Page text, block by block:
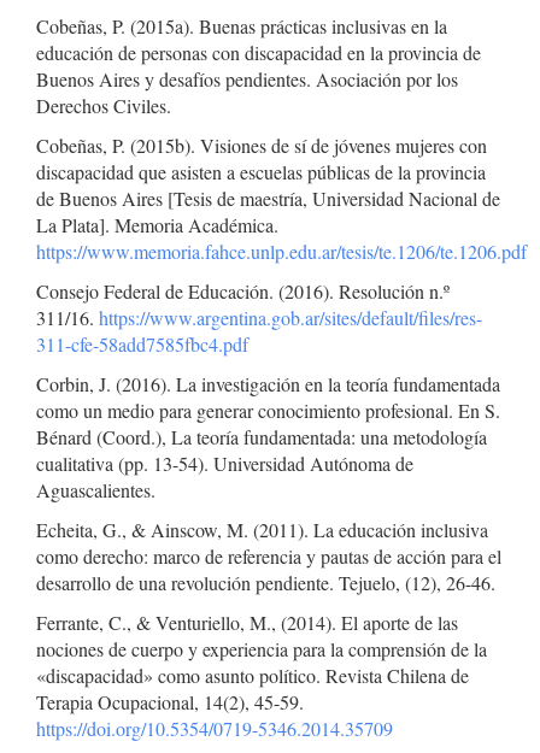
Cobeñas, P. (2015a). Buenas prácticas inclusivas en la
educación de personas con discapacidad en la provincia de
Buenos Aires y desafíos pendientes. Asociación por los
Derechos Civiles.
Cobeñas, P. (2015b). Visiones de sí de jóvenes mujeres con
discapacidad que asisten a escuelas públicas de la provincia
de Buenos Aires [Tesis de maestría, Universidad Nacional de
La Plata]. Memoria Académica.
https://www.memoria.fahce.unlp.edu.ar/tesis/te.1206/te.1206.pdf
Consejo Federal de Educación. (2016). Resolución n.º
311/16. https://www.argentina.gob.ar/sites/default/files/res-
311-cfe-58add7585fbc4.pdf
Corbin, J. (2016). La investigación en la teoría fundamentada
como un medio para generar conocimiento profesional. En S.
Bénard (Coord.), La teoría fundamentada: una metodología
cualitativa (pp. 13-54). Universidad Autónoma de
Aguascalientes.
Echeita, G., & Ainscow, M. (2011). La educación inclusiva
como derecho: marco de referencia y pautas de acción para el
desarrollo de una revolución pendiente. Tejuelo, (12), 26-46.
Ferrante, C., & Venturiello, M., (2014). El aporte de las
nociones de cuerpo y experiencia para la comprensión de la
«discapacidad» como asunto político. Revista Chilena de
Terapia Ocupacional, 14(2), 45-59.
https://doi.org/10.5354/0719-5346.2014.35709